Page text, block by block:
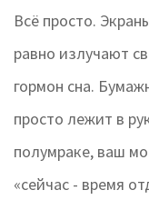
Всё просто.
равно излучают
гормон сна.
просто лежит в
полумраке, ваш
«сейчас - время